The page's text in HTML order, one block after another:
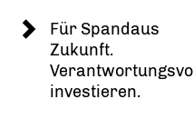
Für Spandaus
Zukunft.
Verantwortungsvoll
investieren.